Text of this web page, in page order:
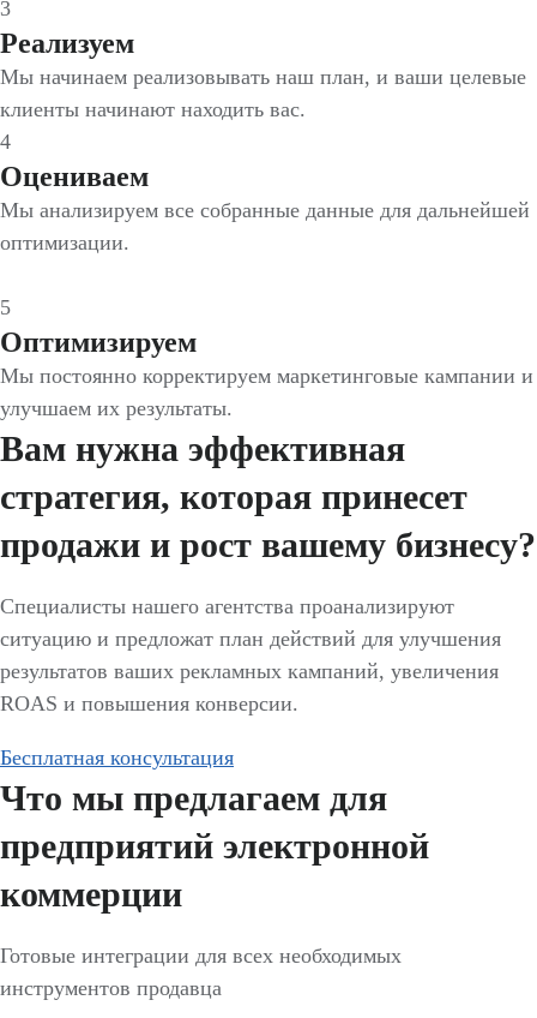
3
Реализуем
Мы начинаем реализовывать наш план, и ваши целевые
клиенты начинают находить вас.
4
Оцениваем
Мы анализируем все собранные данные для дальнейшей
оптимизации.
5
Оптимизируем
Мы постоянно корректируем маркетинговые кампании и
улучшаем их результаты.
Вам нужна эффективная
стратегия, которая принесет
продажи и рост вашему бизнесу?
Специалисты нашего агентства проанализируют
ситуацию и предложат план действий для улучшения
результатов ваших рекламных кампаний, увеличения
ROAS и повышения конверсии.
Бесплатная консультация
Что мы предлагаем для
предприятий электронной
коммерции
Готовые интеграции для всех необходимых
инструментов продавца